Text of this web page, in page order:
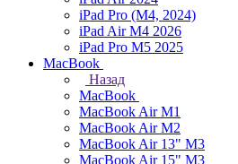
iPad Pro (M4, 2024)
iPad Air M4 2026
iPad Pro M5 2025
MacBook
Назад
MacBook
MacBook Air M1
MacBook Air M2
MacBook Air 13" M3
MacBook Air 15" M3